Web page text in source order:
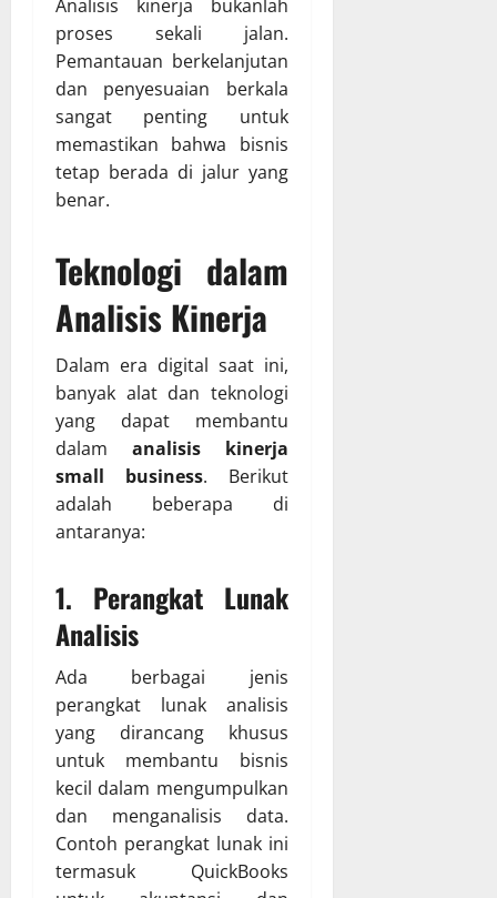
Analisis kinerja bukanlah
proses sekali jalan.
Pemantauan berkelanjutan
dan penyesuaian berkala
sangat penting untuk
memastikan bahwa bisnis
tetap berada di jalur yang
benar.
Teknologi dalam
Analisis Kinerja
Dalam era digital saat ini,
banyak alat dan teknologi
yang dapat membantu
dalam analisis kinerja
small business. Berikut
adalah beberapa di
antaranya:
1. Perangkat Lunak
Analisis
Ada berbagai jenis
perangkat lunak analisis
yang dirancang khusus
untuk membantu bisnis
kecil dalam mengumpulkan
dan menganalisis data.
Contoh perangkat lunak ini
termasuk QuickBooks